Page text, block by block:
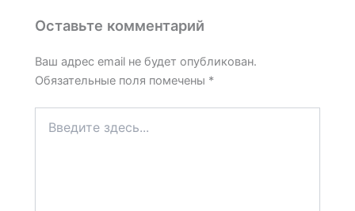
Оставьте комментарий
Ваш адрес email не будет опубликован.
Обязательные поля помечены *
здесь...